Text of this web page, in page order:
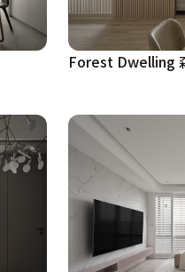
Forest Dwelling